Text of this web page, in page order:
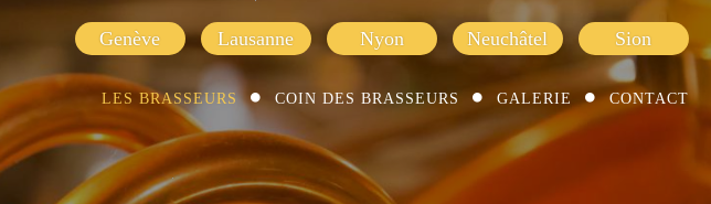
Genève Lausanne Nyon Neuchâtel Sion
LES BRASSEURS COIN DES BRASSEURS GALERIE CONTACT